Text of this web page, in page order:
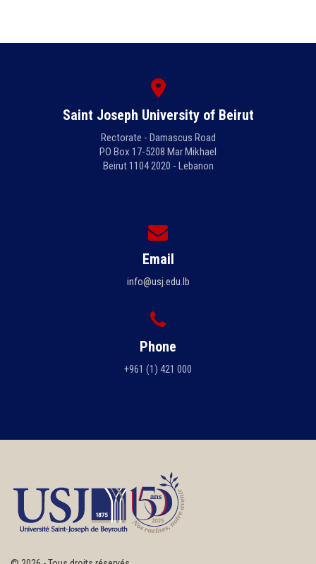
Saint Joseph University of Beirut
Rectorate - Damascus Road
PO Box 17-5208 Mar Mikhael
Beirut 1104 2020 - Lebanon
Email
info@usj.edu.lb
Phone
+961 (1) 421 000